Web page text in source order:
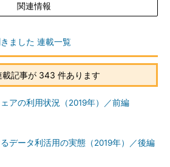
関連情報
ました 連載一覧
載記事が 343 件あります
アの利用状況（2019年）／前編
データ利活用の実態（2019年）／後編